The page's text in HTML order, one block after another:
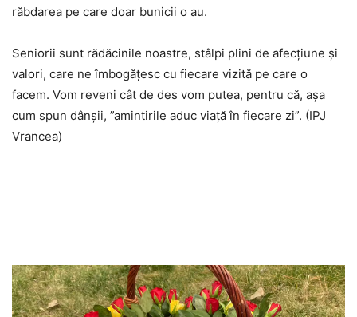
răbdarea pe care doar bunicii o au.
Seniorii sunt rădăcinile noastre, stâlpi plini de afecțiune și
valori, care ne îmbogățesc cu fiecare vizită pe care o
facem. Vom reveni cât de des vom putea, pentru că, așa
cum spun dânșii, ”amintirile aduc viață în fiecare zi”. (IPJ
Vrancea)